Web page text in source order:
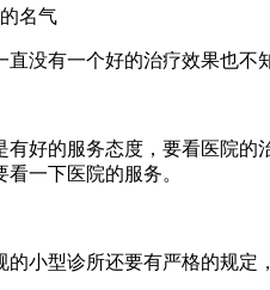
名气
没有一个好的治疗效果也
好的服务态度，要看医院
一下医院的服务。
小型诊所还要有严格的规